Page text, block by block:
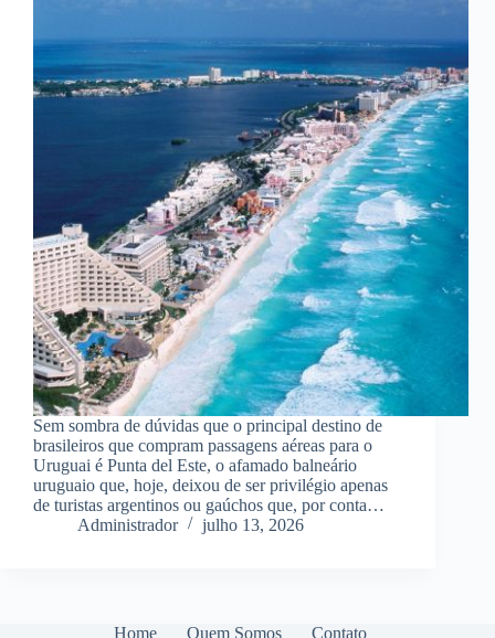
Sem sombra de dúvidas que o principal destino de
brasileiros que compram passagens aéreas para o
Uruguai é Punta del Este, o afamado balneário
uruguaio que, hoje, deixou de ser privilégio apenas
de turistas argentinos ou gaúchos que, por conta…
Administrador
julho 13, 2026
Home Quem Somos Contato